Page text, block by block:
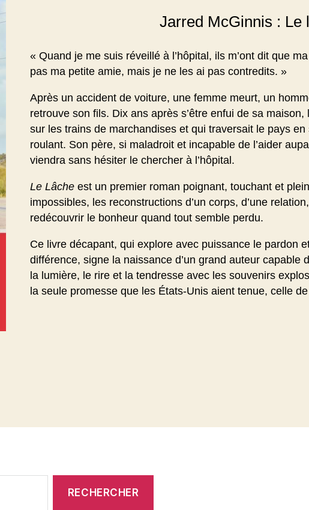
Jarred McGinnis : Le
« Quand je me suis réveillé à l’hôpital, ils m’ont dit que
pas ma petite amie, mais je ne les ai pas contredits. »
Après un accident de voiture, une femme meurt, un
retrouve son fils. Dix ans après s’être enfui de sa
sur les trains de marchandises et qui traversait le pays
roulant. Son père, si maladroit et incapable de l’aider
viendra sans hésiter le chercher à l’hôpital.
Le Lâche est un premier roman poignant, touchant et
impossibles, les reconstructions d’un corps, d’une
redécouvrir le bonheur quand tout semble perdu.
Ce livre décapant, qui explore avec puissance le pardon
différence, signe la naissance d’un grand auteur capable
la lumière, le rire et la tendresse avec les souvenirs
la seule promesse que les États-Unis aient tenue, celle